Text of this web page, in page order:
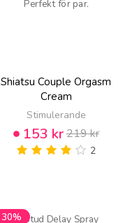
Shiatsu Couple Orgasm
Cream
Stimulerande
153 kr219 kr
2
30%